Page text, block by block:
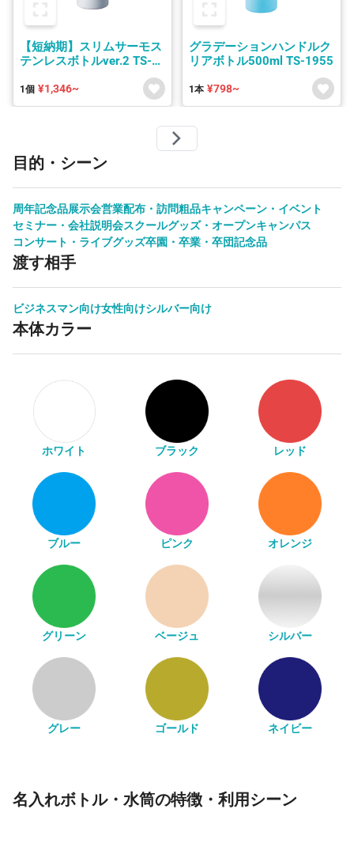
【短納期】スリムサーモス
テンレスボトルver.2 TS-
1902/TS-1903/TS-1904
1個 ¥1,346~
グラデーションハンドルク
リアボトル500ml TS-1955
1本 ¥798~
目的・シーン
周年記念品展示会営業配布・訪問粗品キャンペーン・イベント
セミナー・会社説明会スクールグッズ・オープンキャンパス
コンサート・ライブグッズ卒園・卒業・卒団記念品
渡す相手
ビジネスマン向け女性向けシルバー向け
本体カラー
ホワイト ブラック レッド
ブルー ピンク オレンジ
グリーン ベージュ シルバー
グレー ゴールド ネイビー
名入れボトル・水筒の特徴・利用シーン